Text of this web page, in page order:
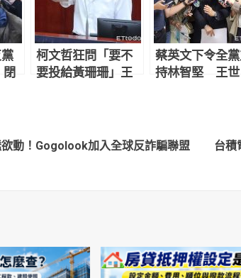
柯文哲狂問「要不
要投給黃珊珊」王
蔡英文下令全
持林智堅 王世
動！Gogolook加入全球反詐騙聯盟
台積